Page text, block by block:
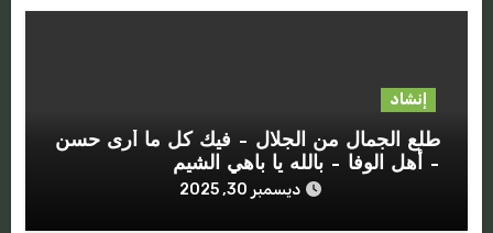
إنشاد
طلع الجمال من الجلال – فيك كل ما أرى حسن
– أهل الوفا – بالله يا باهي الشيم
ديسمبر 30, 2025